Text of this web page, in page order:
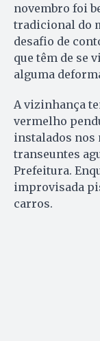
novembro foi
tradicional do
desafio de
que têm de se
alguma
A vizinhança
vermelho
instalados nos
transeuntes
Prefeitura.
improvisada
carros.